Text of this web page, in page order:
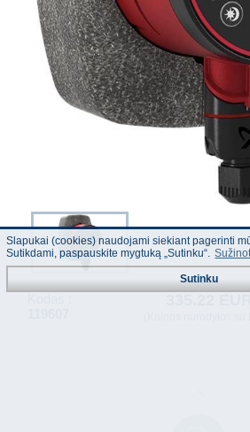
Slapukai (cookies) naudojami siekiant pagerinti
Sutikdami, paspauskite mygtuką „Sutinku“.
Sutinku